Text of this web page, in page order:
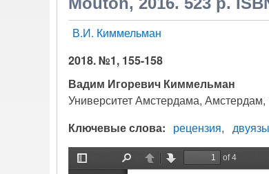
В.И. Киммельман
2018. №1, 155-158
Вадим Игоревич Киммельман
Университет Амстердама,
Ключевые слова
рецензия